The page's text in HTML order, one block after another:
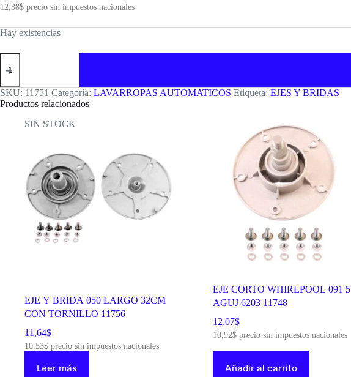
12,38$ precio sin impuestos nacionales
Hay existencias
EJE
CORTO
091
6
AGUJ
SKU: 11751 Categoría: LAVARROPAS AUTOMATICOS Etiqueta: EJES Y BRIDAS
Productos relacionados
SIN STOCK
EJE Y BRIDA 050 LARGO 32CM
CON TORNILLO 11756
11,64$
10,53$ precio sin impuestos nacionales
Leer más
EJE CORTO WHIRLPOOL 091 5
AGUJ 6203 11748
12,07$
10,92$precio sin impuestos nacionales
Añadir al carrito